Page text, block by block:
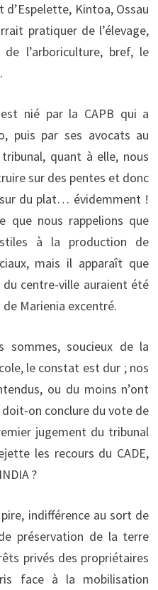
Kintoa, Ossau
pratiquer de l’élevage,
l’arboriculture, bref, le
nié par la CAPB qui a
puis par ses avocats au
quant à elle, nous
sur des pentes et donc
du plat… évidemment !
que nous rappelions que
à la production de
mais il apparaît que
du centre-ville auraient été
Marienia excentré.
sommes, soucieux de la
le constat est dur ; nos
ou du moins n’ont
on conclure du vote de
jugement du tribunal
les recours du CADE,
?
indifférence au sort de
préservation de la terre
privés des propriétaires
face à la mobilisation